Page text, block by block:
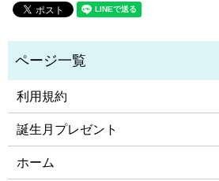
利用規約
誕生月プレゼント
ホーム